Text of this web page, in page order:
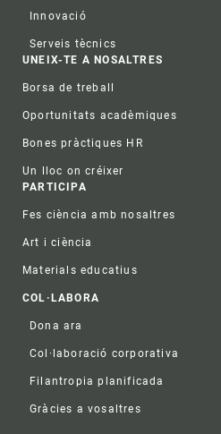
Innovació
Serveis tècnics
UNEIX-TE A NOSALTRES
Borsa de treball
Oportunitats acadèmiques
Bones pràctiques HR
Un lloc on créixer
PARTICIPA
Fes ciència amb nosaltres
Art i ciència
Materials educatius
COL·LABORA
Dona ara
Col·laboració corporativa
Filantropia planificada
Gràcies a vosaltres